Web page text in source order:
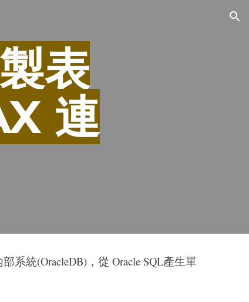
表
連
統(OracleDB)，從 Oracle SQL產生單